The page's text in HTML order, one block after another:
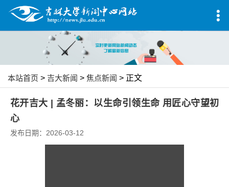
本站首页 > 吉大新闻 > 焦点新闻 > 正文
花开吉大 | 孟冬丽：以生命引领生命 用匠心守望初
心
发布日期：2026-03-12